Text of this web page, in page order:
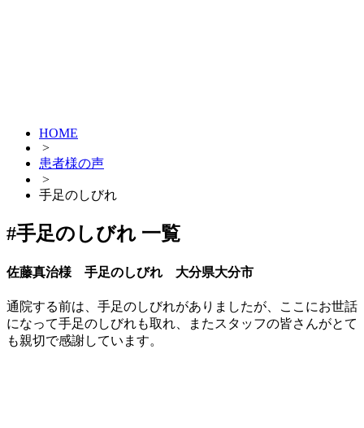
HOME
>
患者様の声
>
手足のしびれ
#手足のしびれ 一覧
佐藤真治様 手足のしびれ 大分県大分市
通院する前は、手足のしびれがありましたが、ここにお世話
になって手足のしびれも取れ、またスタッフの皆さんがとて
も親切で感謝しています。